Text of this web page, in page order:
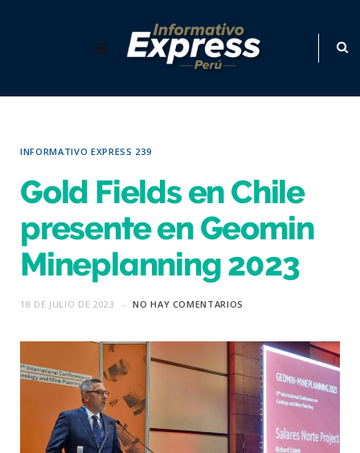
INFORMATIVO EXPRESS 239
Gold Fields en Chile
presente en Geomin
Mineplanning 2023
18 DE JULIO DE 2023 NO HAY COMENTARIOS